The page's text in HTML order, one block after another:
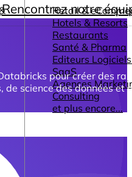
Retail &
Hotels & Resorts
Restaurants
Santé & Pharma
Editeurs
SaaS
Agences
Consulting
et plus encore...
Rencontrez notre
pour créer des
de science des données